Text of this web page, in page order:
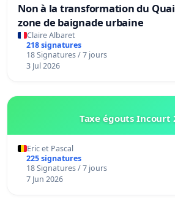
Non à la transformation du
zone de baignade urbaine
Claire Albaret
218 signatures
18 Signatures / 7 jours
3 Jul 2026
Taxe égouts Incourt
Eric et Pascal
225 signatures
18 Signatures / 7 jours
7 Jun 2026